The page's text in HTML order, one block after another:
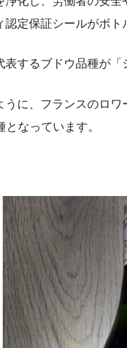
定保証シールがボト
表するブドウ品種が「
うに、フランスのロ
なっています。